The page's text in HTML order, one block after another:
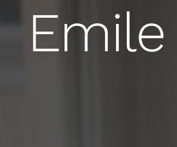
Emile